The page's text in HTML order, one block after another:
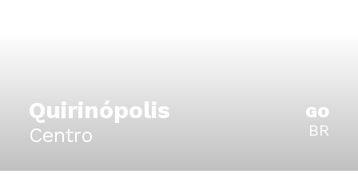
Quirinópolis
Centro
GO
BR